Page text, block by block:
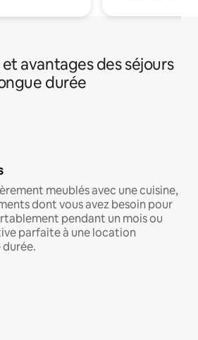
avantages des séjours
durée
meublés avec une cuisine,
dont vous avez besoin pour
pendant un mois ou
parfaite à une location